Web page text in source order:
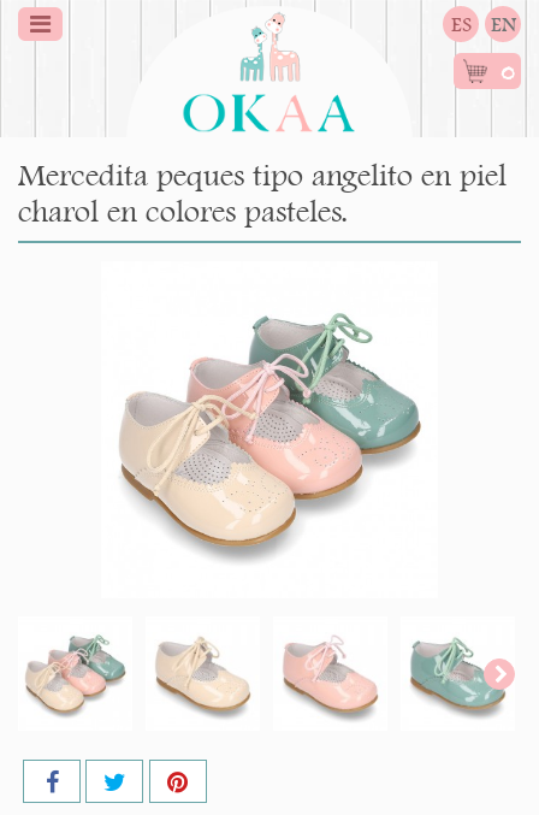
ES EN
0
Mercedita peques tipo angelito en piel
charol en colores pasteles.